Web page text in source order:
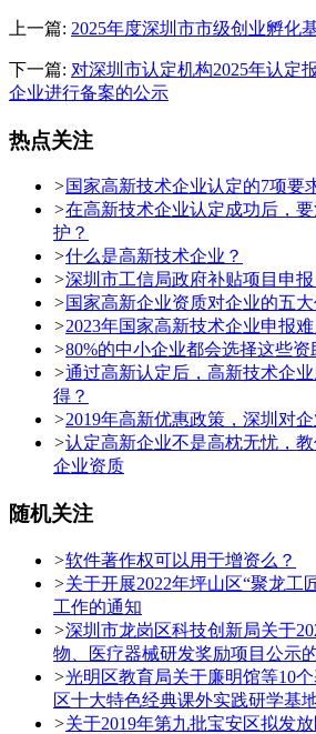
上一篇: 2025年度深圳市市级创业孵化
下一篇: 对深圳市认定机构2025年认定
企业进行备案的公示
热点关注
>国家高新技术企业认定的7项要
>在高新技术企业认定成功后，
护？
>什么是高新技术企业？
>深圳市工信局政府补贴项目申
>国家高新企业资质对企业的五
>2023年国家高新技术企业申报
>80%的中小企业都会选择这些资
>通过高新认定后，高新技术企
得？
>2019年高新优惠政策，深圳对
>认定高新企业不是高枕无忧，
企业资质
随机关注
>软件著作权可以用于增资么？
>关于开展2022年坪山区“聚龙工
工作的通知
>深圳市龙岗区科技创新局关于
物、医疗器械研发奖励项目公示
>光明区教育局关于廉明馆等10
区十大特色经典课外实践研学基
>关于2019年第九批宝安区拟发